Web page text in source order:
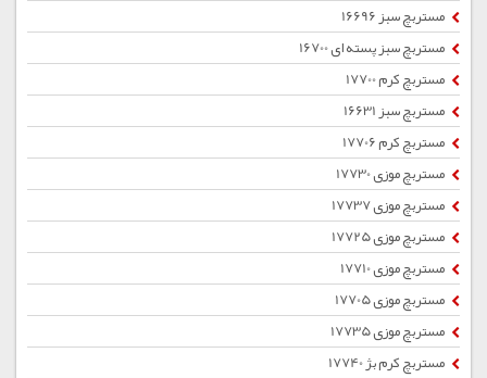
مستربچ سبز 16696
مستربچ سبز پسته ای 16700
مستربچ کرم 17700
مستربچ سبز 16631
مستربچ کرم 17706
مستربچ موزی 17730
مستربچ موزی 17737
مستربچ موزی 17725
مستربچ موزی 17710
مستربچ موزی 17705
مستربچ موزی 17735
مستربچ کرم بژ 17740